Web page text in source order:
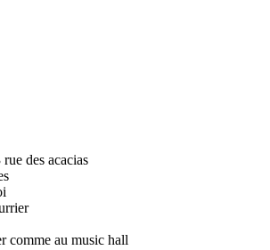
des acacias
comme au music hall